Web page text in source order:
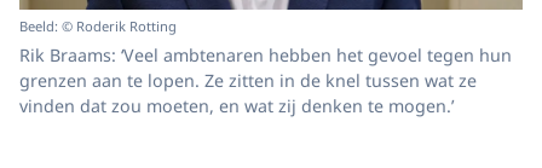
Beeld: © Roderik Rotting
Rik Braams: ‘Veel ambtenaren hebben het gevoel tegen hun
grenzen aan te lopen. Ze zitten in de knel tussen wat ze
vinden dat zou moeten, en wat zij denken te mogen.’